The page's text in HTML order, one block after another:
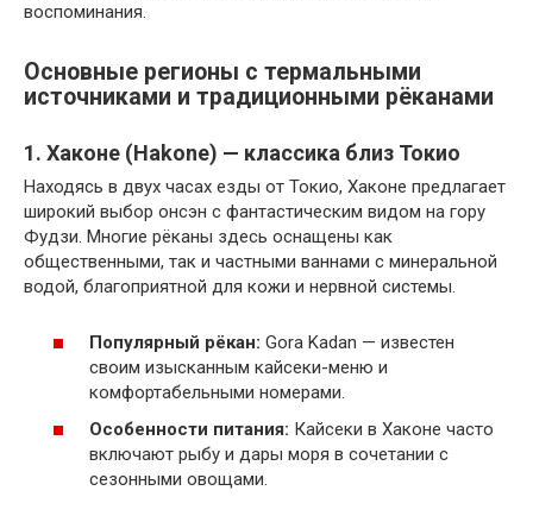
воспоминания.
Основные регионы с термальными
источниками и традиционными рёканами
1. Хаконе (Hakone) — классика близ Токио
Находясь в двух часах езды от Токио, Хаконе предлагает
широкий выбор онсэн с фантастическим видом на гору
Фудзи. Многие рёканы здесь оснащены как
общественными, так и частными ваннами с минеральной
водой, благоприятной для кожи и нервной системы.
Популярный рёкан: Gora Kadan — известен
своим изысканным кайсеки-меню и
комфортабельными номерами.
Особенности питания: Кайсеки в Хаконе часто
включают рыбу и дары моря в сочетании с
сезонными овощами.